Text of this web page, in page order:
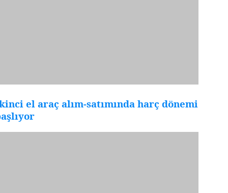
el araç alım-satımında harç dönemi